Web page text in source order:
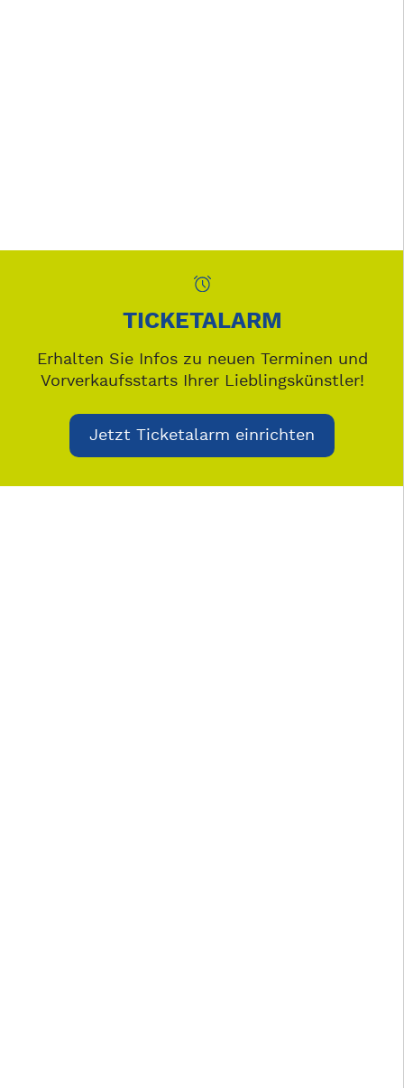
TICKETALARM
Erhalten Sie Infos zu neuen Terminen und
Vorverkaufsstarts Ihrer Lieblingskünstler!
Jetzt Ticketalarm einrichten